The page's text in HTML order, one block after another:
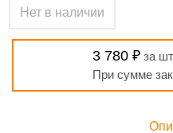
Нет в наличии
3 780 ₽за
При сумме